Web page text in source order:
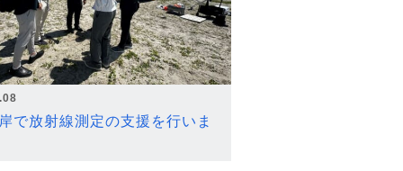
で放射線測定の支援を行いま